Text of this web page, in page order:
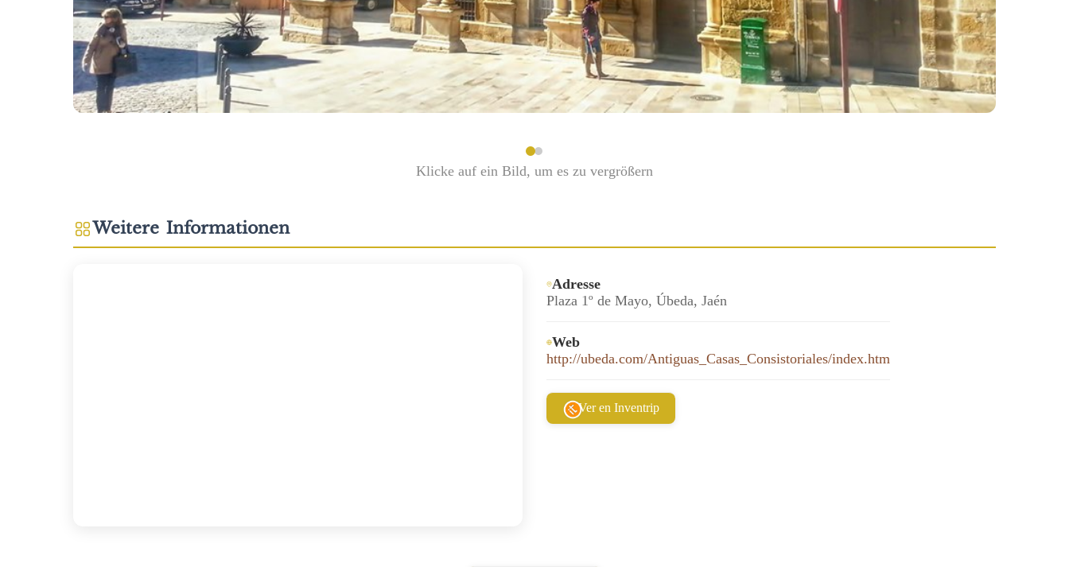
Klicke auf ein Bild, um es zu vergrößern
Weitere Informationen
Adresse
Plaza 1º de Mayo, Úbeda, Jaén
Web
http://ubeda.com/Antiguas_Casas_Consistoriales/index.htm
Ver en Inventrip